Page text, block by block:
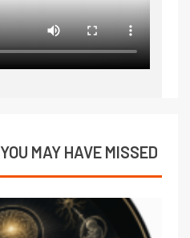
YOU MAY HAVE MISSED